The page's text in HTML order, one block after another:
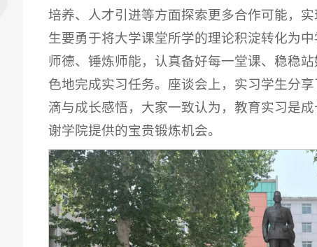
培养、人才引进等方面探索更多合作可能，
生要勇于将大学课堂所学的理论积淀转化为
师德、锤炼师能，认真备好每一堂课、稳稳
色地完成实习任务。座谈会上，实习学生分
滴与成长感悟，大家一致认为，教育实习是
谢学院提供的宝贵锻炼机会。